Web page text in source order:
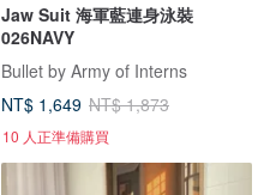
Jaw Suit 海軍藍連身泳裝
026NAVY
Bullet by Army of Interns
NT$ 1,649 NT$ 1,873
10 人正準備購買